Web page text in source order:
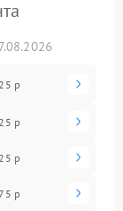
р
р
р
р